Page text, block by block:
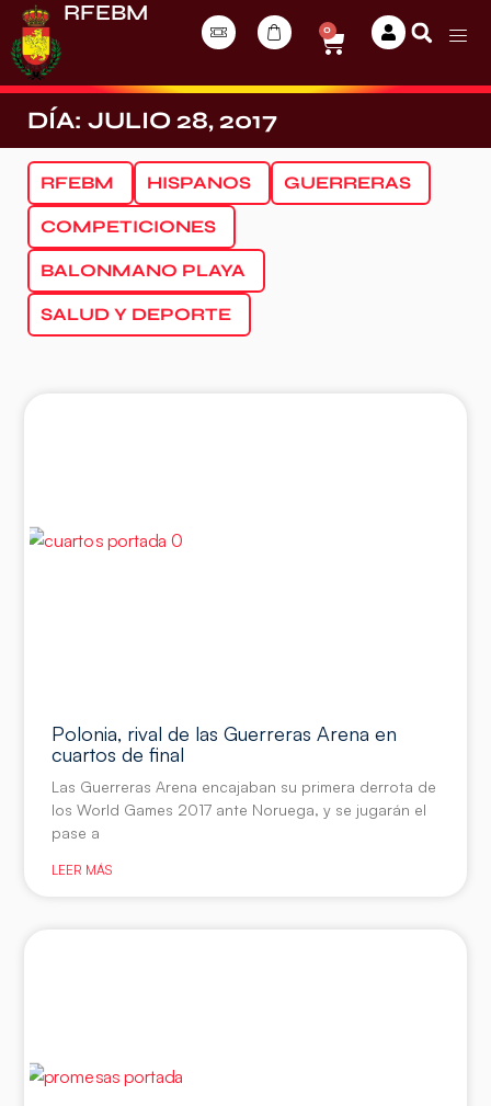
RFEBM
0
DÍA: JULIO 28, 2017
RFEBM HISPANOS GUERRERAS
COMPETICIONES
BALONMANO PLAYA
SALUD Y DEPORTE
Polonia, rival de las Guerreras Arena en
cuartos de final
Las Guerreras Arena encajaban su primera derrota de
los World Games 2017 ante Noruega, y se jugarán el
pase a
LEER MÁS